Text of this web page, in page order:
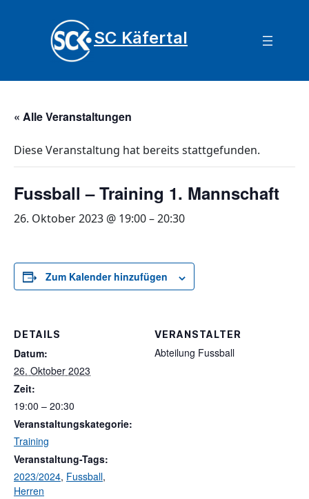
SC Käfertal
« Alle Veranstaltungen
Diese Veranstaltung hat bereits stattgefunden.
Fussball – Training 1. Mannschaft
26. Oktober 2023 @ 19:00–20:30
Zum Kalender hinzufügen
DETAILS
Datum:
26. Oktober 2023
Zeit:
19:00 – 20:30
Veranstaltungskategorie:
Training
Veranstaltung-Tags:
2023/2024, Fussball,
Herren
VERANSTALTER
Abteilung Fussball